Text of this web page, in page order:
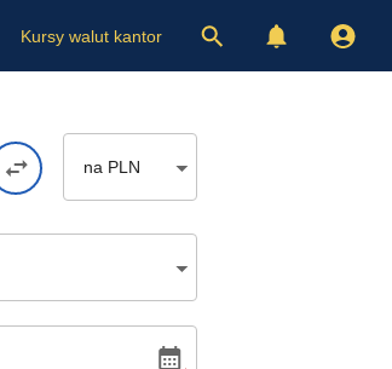
Kursy walut kantor
na PLN